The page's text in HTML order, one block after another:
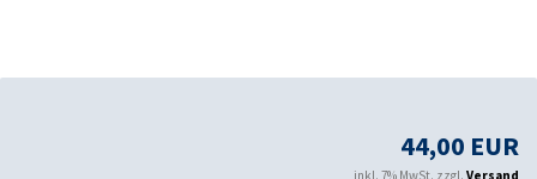
44,00 EUR
inkl. 7% MwSt. zzgl. Versand